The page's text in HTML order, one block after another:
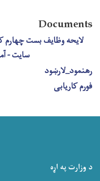
Documents
لایحه وظایف بست
سایت -
رهنمود_لارښود
فورم کاریابی
د وزارت په اړه